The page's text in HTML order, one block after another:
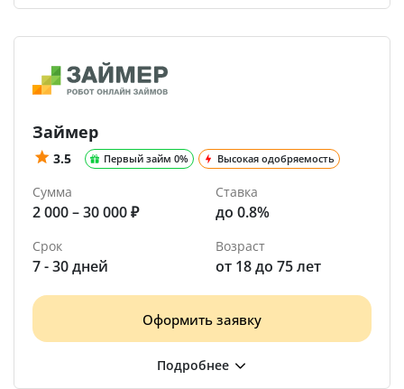
Займер
3.5 Первый займ 0% Высокая одобряемость
Сумма
2 000 – 30 000 ₽
Ставка
до 0.8%
Срок
7 - 30 дней
Возраст
от 18 до 75 лет
Оформить заявку